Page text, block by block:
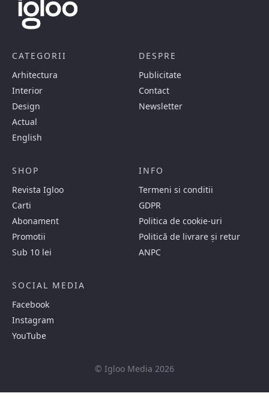
CATEGORII
Arhitectura
Interior
Design
Actual
English
DESPRE
Publicitate
Contact
Newsletter
SHOP
Revista Igloo
Carti
Abonament
Promotii
Sub 10 lei
INFO
Termeni si conditii
GDPR
Politica de cookie-uri
Politică de livrare și retur
ANPC
SOCIAL MEDIA
Facebook
Instagram
YouTube
© Igloo Media 2026